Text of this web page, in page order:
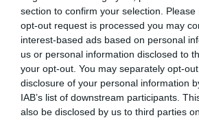
section to confirm your selection.
opt-out request is processed you may
interest-based ads based on personal
us or personal information disclosed to
your opt-out. You may separately opt-
disclosure of your personal information
IAB’s list of downstream participants.
also be disclosed by us to third parties